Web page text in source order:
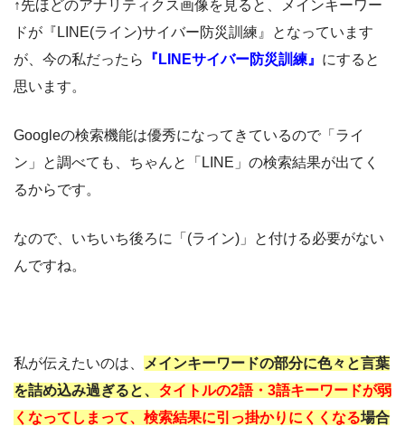
↑先ほどのアナリティクス画像を見ると、メインキーワー
ドが『LINE(ライン)サイバー防災訓練』となっています
が、今の私だったら
『LINEサイバー防災訓練』 にすると
思います。
Googleの検索機能は優秀になってきているので「ライ
ン」と調べても、ちゃんと「LINE」の検索結果が出てく
るからです。
なので、いちいち後ろに「(ライン)」と付ける必要がない
んですね。
私が伝えたいのは、
メインキーワードの部分に色々と言葉
を詰め込み過ぎると、 タイトルの2語・3語キーワードが弱
くなってしまって、検索結果に引っ掛かりにくくなる場合